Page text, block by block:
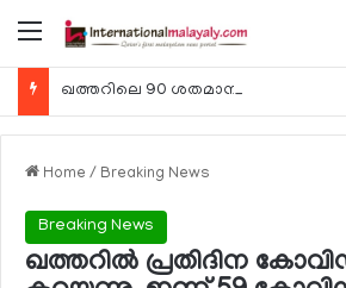
Menu
Home / Breaking News
Breaking News
ഖത്തറില്‍ പ്രതിദിന